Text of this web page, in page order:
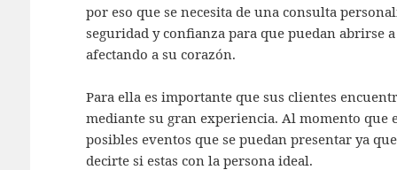
por eso que se necesita de una consulta
seguridad y confianza para que puedan abrirse
afectando a su corazón.
Para ella es importante que sus clientes
mediante su gran experiencia. Al momento que
posibles eventos que se puedan presentar ya
decirte si estas con la persona ideal.